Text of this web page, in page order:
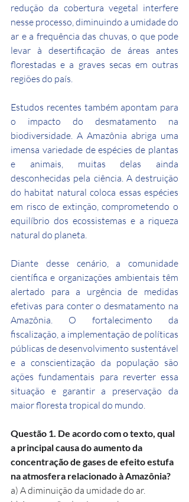
redução da cobertura vegetal interfere
nesse processo, diminuindo a umidade do
ar e a frequência das chuvas, o que pode
levar à desertificação de áreas antes
florestadas e a graves secas em outras
regiões do país.
Estudos recentes também apontam para
o impacto do desmatamento na
biodiversidade. A Amazônia abriga uma
imensa variedade de espécies de plantas
e animais, muitas delas ainda
desconhecidas pela ciência. A destruição
do habitat natural coloca essas espécies
em risco de extinção, comprometendo o
equilíbrio dos ecossistemas e a riqueza
natural do planeta.
Diante desse cenário, a comunidade
científica e organizações ambientais têm
alertado para a urgência de medidas
efetivas para conter o desmatamento na
Amazônia. O fortalecimento da
fiscalização, a implementação de políticas
públicas de desenvolvimento sustentável
e a conscientização da população são
ações fundamentais para reverter essa
situação e garantir a preservação da
maior floresta tropical do mundo.
Questão 1. De acordo com o texto, qual
a principal causa do aumento da
concentração de gases de efeito estufa
na atmosfera relacionado à Amazônia?
a) A diminuição da umidade do ar.